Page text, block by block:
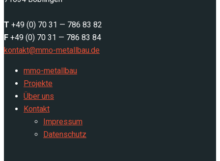
T +49 (0) 70 31 — 786 83 82
F +49 (0) 70 31 — 786 83 84
kontakt@mmo-metallbau.de
mmo-metallbau
Projekte
Über uns
Kontakt
Impressum
Datenschutz